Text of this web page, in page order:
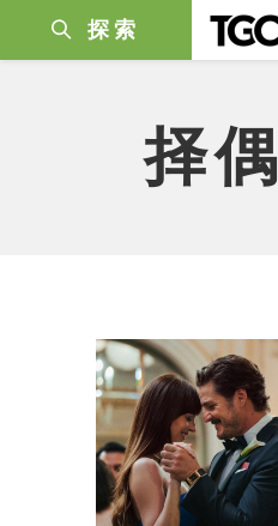
探索
择偶